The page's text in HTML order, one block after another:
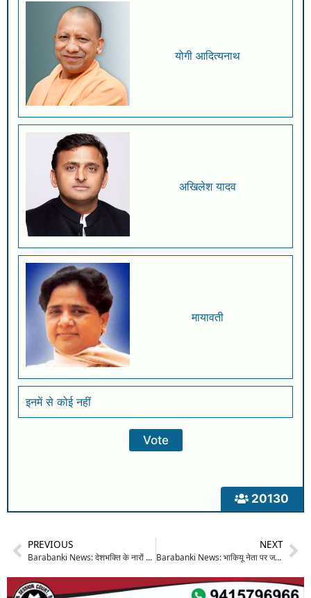
20130
योगी आदित्यनाथ
अखिलेश यादव
मायावती
इनमें से कोई नहीं
PREVIOUS
Barabanki News: देशभक्ति के नारों के बीच सेवानिवृत्त होकर घर लौटे वीर सैनिक एवं घातक कमांडो का हुआ भव्य स्वागत, लखनऊ सीमा से गांव तक उमड़ा जनसैलाब
NEXT
Barabanki News: भाकियू नेता पर जबरन दुष्कर्म कर वीडियो बनाने का आरोप, कार्रवाई न होने से दहशत में पीड़िता, सीएम योगी से मांगा इंसाफ